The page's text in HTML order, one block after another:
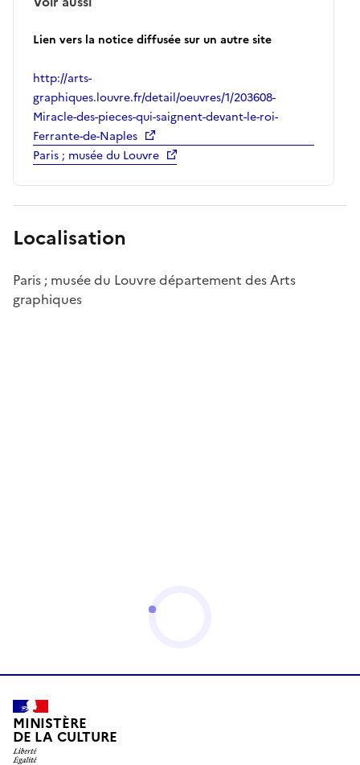
Lien vers la notice diffusée sur un autre site
http://arts-
graphiques.louvre.fr/detail/oeuvres/1/203608-
Miracle-des-pieces-qui-saignent-devant-le-roi-
Ferrante-de-Naples
Paris ; musée du Louvre
Localisation
Paris ; musée du Louvre département des Arts
graphiques
MINISTÈRE
DE LA CULTURE